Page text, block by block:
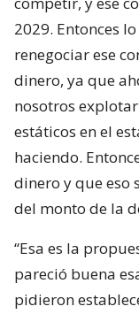
2029. Entonces
renegociar ese
dinero, ya que
nosotros
estáticos en el
haciendo.
dinero y que eso
del monto de la
“Esa es la
pareció buena
pidieron